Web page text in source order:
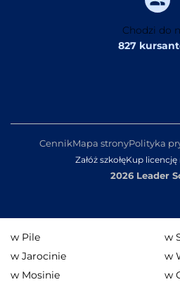
Chodzi do
827
2026 Leader
Załóż szkołęKup licencję
CennikMapa stronyPolityka
w Pile
w
w Jarocinie
w
w Mosinie
w